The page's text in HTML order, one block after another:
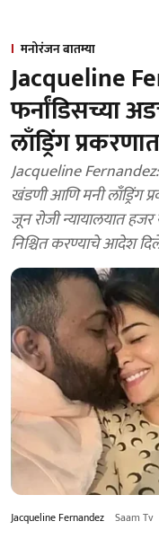
मनोरंजन बातम्या
Jacqueline
फर्नांडिसच्या
लाँड्रिंग
Jacqueline
खंडणी आणि मनी लाँड्रिंग
जून रोजी न्यायालयात
निश्चित करण्याचे आदेश
Jacqueline Fernandez Saam Tv